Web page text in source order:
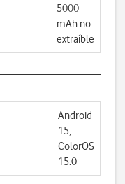
5000
mAh no
extraíble
Android
15,
ColorOS
15.0